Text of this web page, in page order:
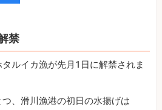
禁
ルイカ漁が先月1日に解禁されま
、滑川漁港の初日の水揚げは